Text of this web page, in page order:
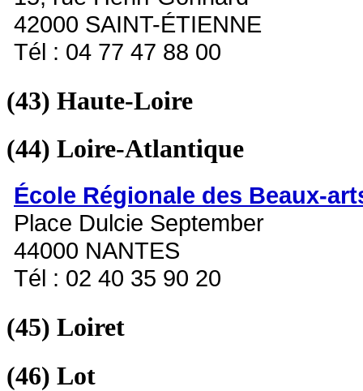
42000 SAINT-ÉTIENNE
Tél : 04 77 47 88 00
(43) Haute-Loire
(44) Loire-Atlantique
École Régionale des Beaux-
Place Dulcie September
44000 NANTES
Tél : 02 40 35 90 20
(45) Loiret
(46) Lot